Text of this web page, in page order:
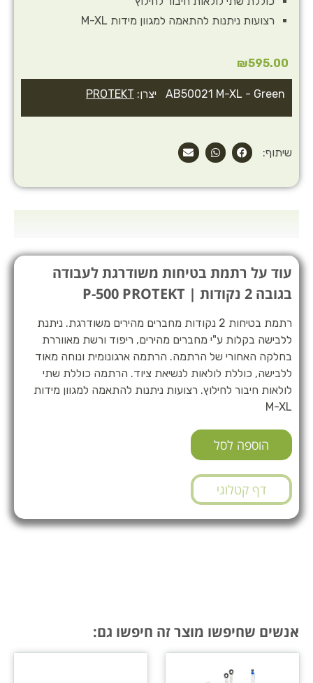
AB50021 M-XL - Green יצרן: PROTEKT
רצועות ניתנות להתאמה למגוון מידות M-XL
₪595.00
שיתוף:
עוד על רתמת בטיחות משודרגת לעבודה
בגובה 2 נקודות | P-500 PROTEKT
רתמת בטיחות 2 נקודות מחברים מהירים משודרגת. ניתנת
ללבישה בקלות ע"י מחברים מהירים, ריפוד ורשת מאווררת
בחלקה האחורי של הרתמה. הרתמה ארגונומית ונוחה מאוד
ללבישה, כוללת לולאות לנשיאת ציוד. הרתמה כוללת שתי
לולאות חיבור לחילוץ. רצועות ניתנות להתאמה למגוון מידות
M-XL
הוספה לסל
דף קטלוגי
אנשים שחיפשו מוצר זה חיפשו גם: